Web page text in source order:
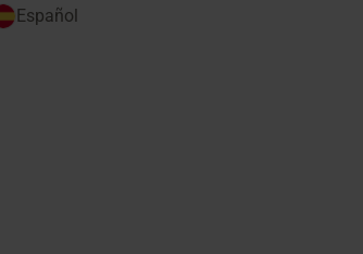
Español